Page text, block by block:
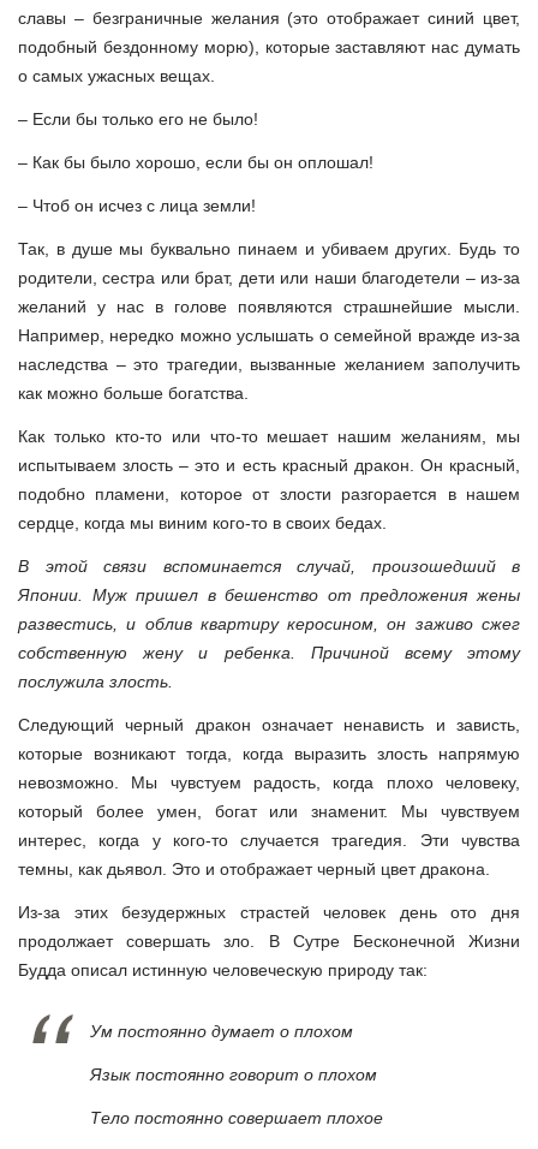
славы – безграничные желания (это отображает синий цвет,
подобный бездонному морю), которые заставляют нас думать
о самых ужасных вещах.
– Если бы только его не было!
– Как бы было хорошо, если бы он оплошал!
– Чтоб он исчез с лица земли!
Так, в душе мы буквально пинаем и убиваем других. Будь то
родители, сестра или брат, дети или наши благодетели – из-за
желаний у нас в голове появляются страшнейшие мысли.
Например, нередко можно услышать о семейной вражде из-за
наследства – это трагедии, вызванные желанием заполучить
как можно больше богатства.
Как только кто-то или что-то мешает нашим желаниям, мы
испытываем злость – это и есть красный дракон. Он красный,
подобно пламени, которое от злости разгорается в нашем
сердце, когда мы виним кого-то в своих бедах.
В этой связи вспоминается случай, произошедший в
Японии. Муж пришел в бешенство от предложения жены
развестись, и облив квартиру керосином, он заживо сжег
собственную жену и ребенка. Причиной всему этому
послужила злость.
Следующий черный дракон означает ненависть и зависть,
которые возникают тогда, когда выразить злость напрямую
невозможно. Мы чувстуем радость, когда плохо человеку,
который более умен, богат или знаменит. Мы чувствуем
интерес, когда у кого-то случается трагедия. Эти чувства
темны, как дьявол. Это и отображает черный цвет дракона.
Из-за этих безудержных страстей человек день ото дня
продолжает совершать зло. В Сутре Бесконечной Жизни
Будда описал истинную человеческую природу так:
Ум постоянно думает о плохом
Язык постоянно говорит о плохом
Тело постоянно совершает плохое